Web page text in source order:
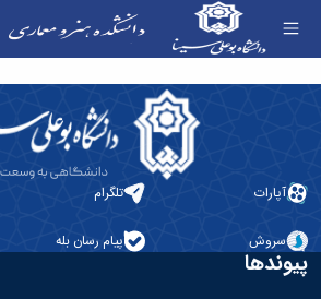
ریاست
آلبوم
عکس
باستانآپارات تلگرام
سروش پیام رسان بله
پیوندها